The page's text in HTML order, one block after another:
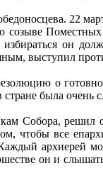
22
созыве
он
выступил
о
была очень
Собора,
чтобы все
архиерей
он и